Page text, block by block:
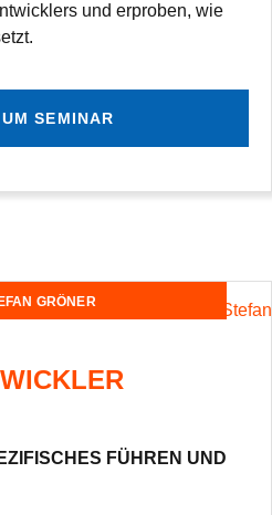
und erpro­ben, wie
SEMINAR
GRÖNER
FÜHREN UND